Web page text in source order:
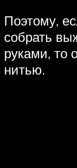
Поэтому,
собрать
руками, то
нитью.